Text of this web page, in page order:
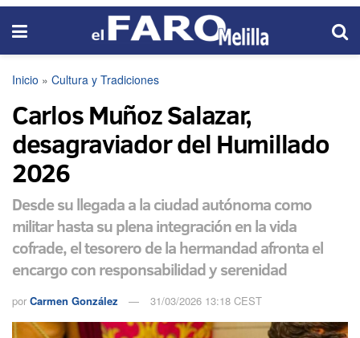
Inicio » Cultura y Tradiciones
Carlos Muñoz Salazar,
desagraviador del Humillado
2026
Desde su llegada a la ciudad autónoma como
militar hasta su plena integración en la vida
cofrade, el tesorero de la hermandad afronta el
encargo con responsabilidad y serenidad
por Carmen González 31/03/2026 13:18 CEST